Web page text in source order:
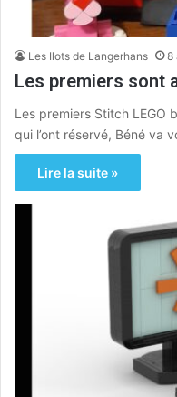
Les Ilots de Langerhans 8
Les premiers sont
Les premiers Stitch LEGO
qui l’ont réservé, Béné va
Lire la suite »